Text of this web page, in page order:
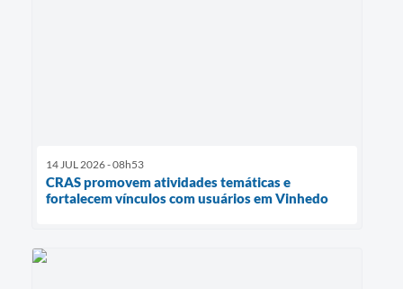
14 JUL 2026 - 08h53
CRAS promovem atividades temáticas e
fortalecem vínculos com usuários em Vinhedo